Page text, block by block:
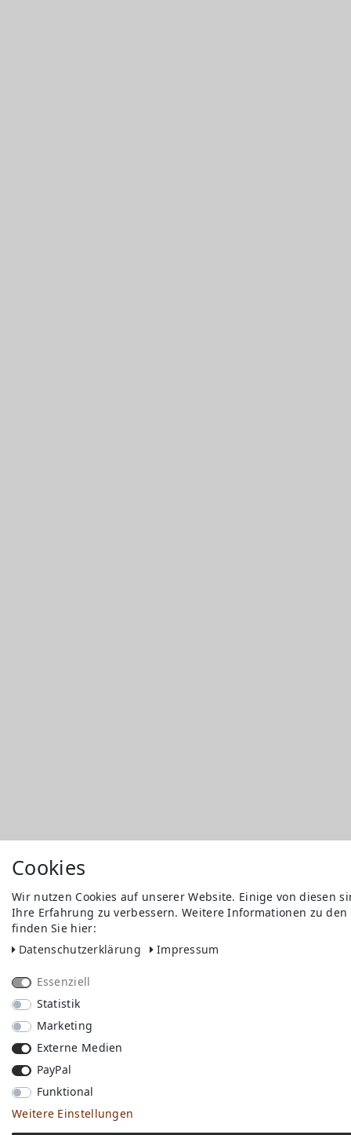
Cookies
Wir nutzen Cookies auf unserer Website. Einige von diesen
Ihre Erfahrung zu verbessern. Weitere Informationen zu
finden Sie hier:
Daten­schutz­erklärung
Impressum
Essenziell
Statistik
Marketing
Externe Medien
PayPal
Funktional
Weitere Einstellungen